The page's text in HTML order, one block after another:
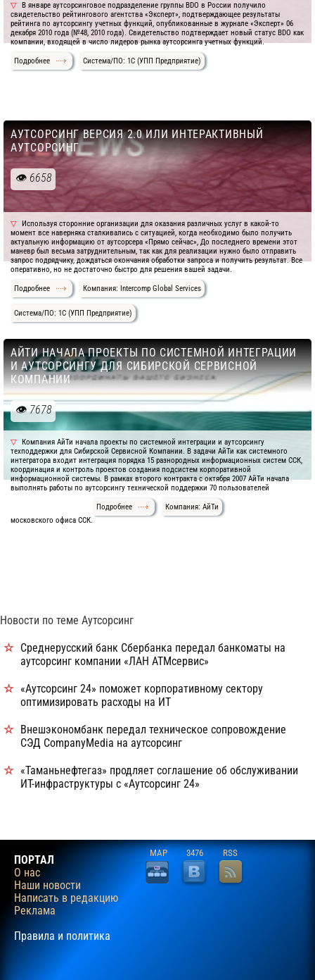
В январе аутсорсинговое подразделение группы BDO в России получило
свидетельство рейтингового агентства «Эксперт», подтверждающее результаты
рейтинга по аутсорсингу учетных функций, опубликованные в журнале «Эксперт» 06
декабря 2010 года (№48, 2010 года). Свидетельство подтверждает новый статус BDO как
компании, входящей в число лидеров рынка аутсорсинга учетных функций.
Подробнее Система/ПО: 1C (УПП Предприятие)
АУТСОРСИНГ ВЕРСИЯ 2.0 ИЛИ ИНТЕРАКТИВНЫЙ
АУТСОРСИНГ
6658
Используя сторонние организации для оказания различных услуг в какой-то
момент все наверняка сталкивались с ситуацией, когда необходимо было получить
актуальную информацию от аутсорсера «Прямо сейчас», До последнего времени этот
маневр был весьма затруднительным, так как для реализации нужно было отправить
запрос подрядчику, дождаться окончания обработки запроса и получить результат. Все
оперативно, но не достаточно быстро для решения вашей задачи.
Подробнее Компания: Intercomp Global Services
Система/ПО: 1C (УПП Предприятие)
АЙТИ НАЧАЛА ПРОЕКТЫ ПО СИСТЕМНОЙ ИНТЕГРАЦИИ
И АУТСОРСИНГУ ДЛЯ СИБИРСКОЙ СЕРВИСНОЙ
КОМПАНИИ
7678
Компания АйТи начала проекты по системной интеграции и аутсорсингу
техподдержки для Сибирской Сервисной Компании. В задачи АйТи как системного
интегратора входит интеграция порядка 15 разнородных информационных систем ССК,
координация и контроль проектов создания подсистем корпоративной
информационной системы. В рамках второго контракта с октября 2007 АйТи начала
выполнять работы по аутсорсингу технической поддержки 70 пользователей
московского офиса ССК.
Подробнее Компания: АйТи
Новости по теме Аутсорсинг
Среднерусский банк Сбербанка передал банкоматы на
аутсорсинг компании «ЛАН АТМсервис»
«Аутсорсинг 24» поможет корпоративному сектору
оптимизировать расходы на ИТ
Внешэкономбанк передал техническое сопровождение
СЭД CompanyMedia на аутсорсинг
«Таманьнефтегаз» продляет соглашение об обслуживании
ИТ-инфраструктуры с «Аутсорсинг 24»
ПОРТАЛ
О нас
Наши новости
Написать в редакцию
Реклама
Правила и политика
MAP 3476 RSS